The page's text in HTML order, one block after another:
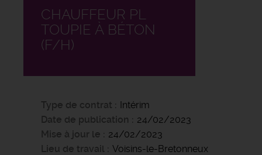
CHAUFFEUR PL
TOUPIE À BÉTON
(F/H)
Type de contrat
Intérim
Date de publication
24/02/2023
Mise à jour le
24/02/2023
Lieu de travail
Voisins-le-Bretonneux